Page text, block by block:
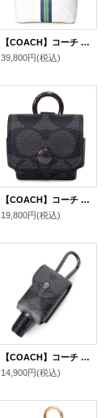
【COACH】コーチ バッグ コーティングキャンパス レザー シグネチャー ギャラリー ストライプ ジップトートバッグ チャークマルチ〔日本未発売〕
39,800円(税込)
【COACH】コーチ コーティングキャンバス カーフレザー シグネチャー イヤホン airpods pro エアーポッズプロ ケース バッグチャーム キーホルダー チャコール（日本未発売）
19,800円(税込)
【COACH】コーチ コーティングキャンバス カーフレザー シグネチャー ハンド サニタイザー ハンドジェル 消毒液 ケース ホルダー カラビナ付き バッグチャーム キーホルダー チャコール（日本未発売）
14,900円(税込)